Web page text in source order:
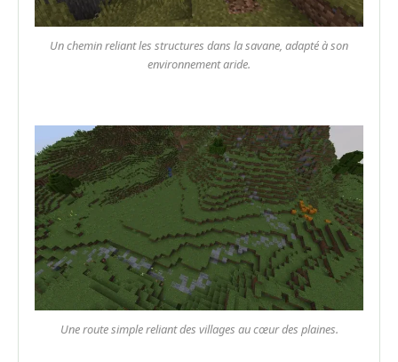
Un chemin reliant les structures dans la savane, adapté à son
environnement aride.
Une route simple reliant des villages au cœur des plaines.